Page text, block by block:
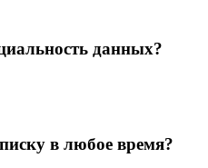
данных?
в любое время?